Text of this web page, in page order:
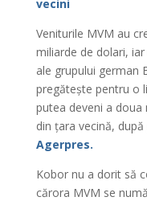
vecini
Veniturile MVM au
miliarde de dolari,
ale grupului german
pregătește pentru o
putea deveni a
din țara vecină,
Agerpres.
Kobor nu a dorit să
cărora MVM se